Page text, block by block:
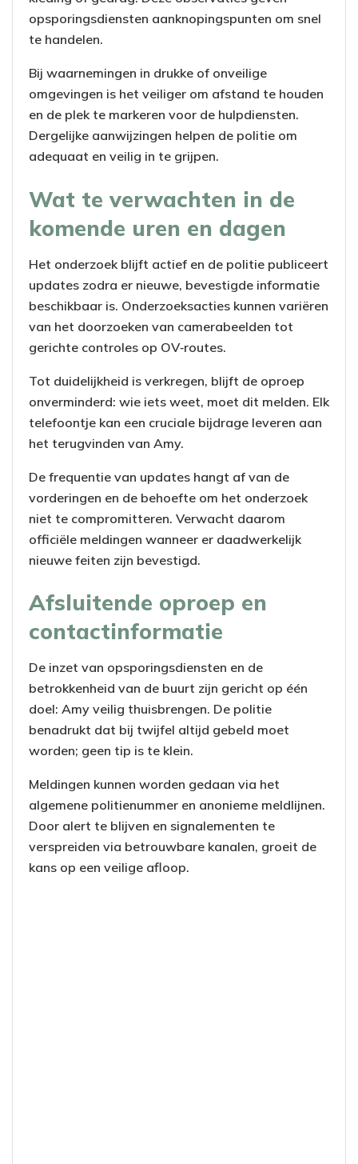
opsporingsdiensten aanknopingspunten om snel
te handelen.
Bij waarnemingen in drukke of onveilige
omgevingen is het veiliger om afstand te houden
en de plek te markeren voor de hulpdiensten.
Dergelijke aanwijzingen helpen de politie om
adequaat en veilig in te grijpen.
Wat te verwachten in de
komende uren en dagen
Het onderzoek blijft actief en de politie publiceert
updates zodra er nieuwe, bevestigde informatie
beschikbaar is. Onderzoeksacties kunnen variëren
van het doorzoeken van camerabeelden tot
gerichte controles op OV‑routes.
Tot duidelijkheid is verkregen, blijft de oproep
onverminderd: wie iets weet, moet dit melden. Elk
telefoontje kan een cruciale bijdrage leveren aan
het terugvinden van Amy.
De frequentie van updates hangt af van de
vorderingen en de behoefte om het onderzoek
niet te compromitteren. Verwacht daarom
officiële meldingen wanneer er daadwerkelijk
nieuwe feiten zijn bevestigd.
Afsluitende oproep en
contactinformatie
De inzet van opsporingsdiensten en de
betrokkenheid van de buurt zijn gericht op één
doel: Amy veilig thuisbrengen. De politie
benadrukt dat bij twijfel altijd gebeld moet
worden; geen tip is te klein.
Meldingen kunnen worden gedaan via het
algemene politienummer en anonieme meldlijnen.
Door alert te blijven en signalementen te
verspreiden via betrouwbare kanalen, groeit de
kans op een veilige afloop.